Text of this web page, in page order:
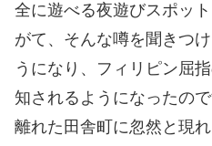
全に遊べる夜遊びスポッ
がて、そんな噂を聞きつ
うになり、フィリピン屈
知されるようになったの
離れた田舎町に忽然と現